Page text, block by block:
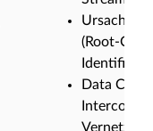
(Root-
Data